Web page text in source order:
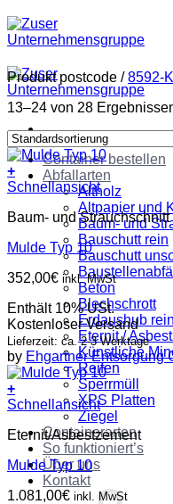
Zum
Inhalt
springen
Container bestellen
Abfallarten
Altholz
Altpapier und
Baum- und
Bauschutt rein
Bauschutt
Beton
Blechschrott
Erdaushub rein
Eternit /
Künstliche
Reifen
Sperrmüll
XPS Platten
Ziegel
Containerarten
So funktioniert’s
Über uns
Kontakt
Produkt postcode / 8592-
13–24 von 28
+
Schnellansicht
Baum- und Strauchschnitt
Mulde Typ 10
352,00€ inkl. MwSt
Enthält 10% USt.
Kostenloser Versand
Lieferzeit: ca. 2-3 Werktage
by Ehgartner Entsorgung
+
Schnellansicht
Eternit/Asbestzement
Mulde Typ 10
1.081,00€ inkl. MwSt